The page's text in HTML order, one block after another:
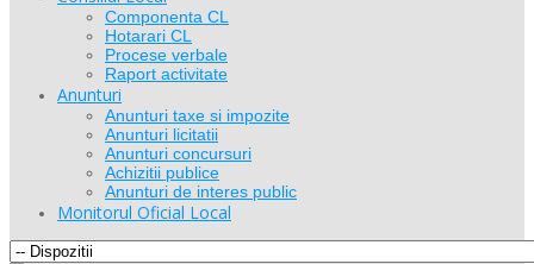
Componenta CL
Hotarari CL
Procese verbale
Raport activitate
Anunturi
Anunturi taxe si impozite
Anunturi licitatii
Anunturi concursuri
Achizitii publice
Anunturi de interes public
Monitorul Oficial Local